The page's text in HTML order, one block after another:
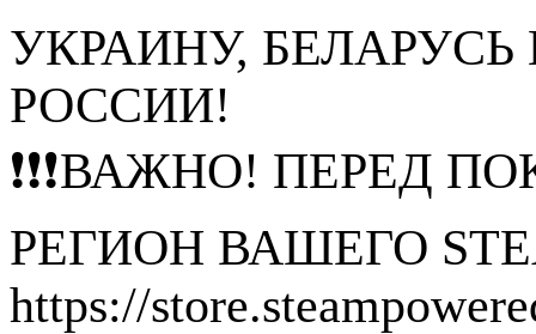
УКРАИНУ,
РОССИИ!
❗❗❗ВАЖНО! ПЕРЕД
РЕГИОН ВАШЕГО
https://